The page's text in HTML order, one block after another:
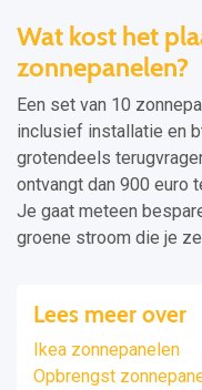
Wat kost het
zonnepanelen?
Een set van 10
inclusief installatie en
grotendeels
ontvangt dan 900 euro
Je gaat meteen
groene stroom die je
Lees meer over
Ikea zonnepanelen
Opbrengst